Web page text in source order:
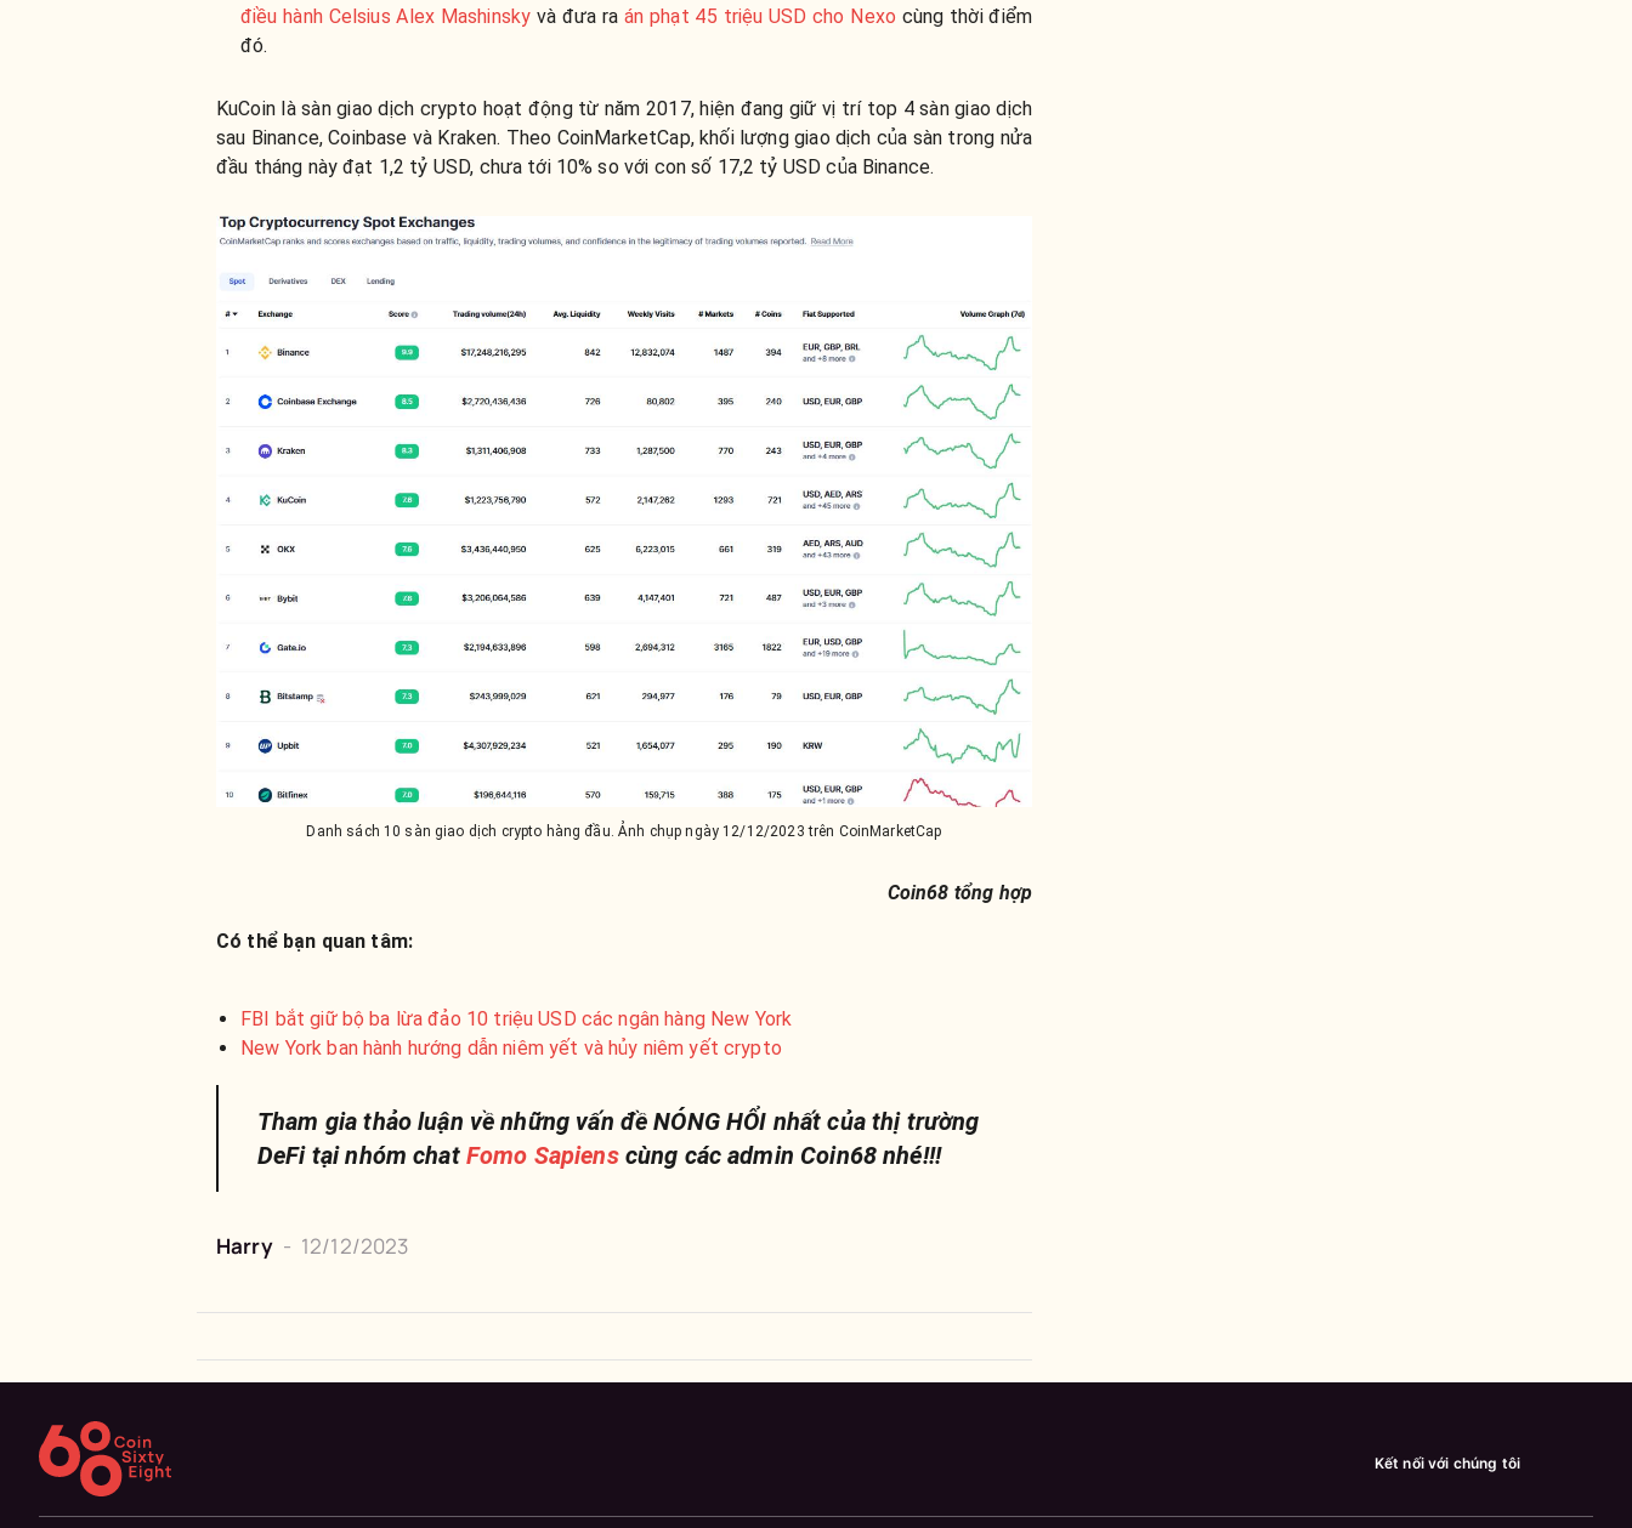
điều hành Celsius Alex Mashinsky và đưa raán phạt 45 triệu USD cho Nexo cùng thời điểm
đó.
KuCoin là sàn giao dịch crypto hoạt động từ năm 2017, hiện đang giữ vị trí top 4 sàn giao dịch
sau Binance, Coinbase và Kraken. Theo CoinMarketCap, khối lượng giao dịch của sàn trong nửa
đầu tháng này đạt 1,2 tỷ USD, chưa tới 10% so với con số 17,2 tỷ USD của Binance.
Danh sách 10 sàn giao dịch crypto hàng đầu. Ảnh chụp ngày 12/12/2023 trên CoinMarketCap
Coin68 tổng hợp
Có thể bạn quan tâm:
FBI bắt giữ bộ ba lừa đảo 10 triệu USD các ngân hàng New York
New York ban hành hướng dẫn niêm yết và hủy niêm yết crypto
Tham gia thảo luận về những vấn đề NÓNG HỔI nhất của thị trường
DeFi tại nhóm chat Fomo Sapienscùng các admin Coin68 nhé!!!
Harry - 12/12/2023
Kết nối với chúng tôi